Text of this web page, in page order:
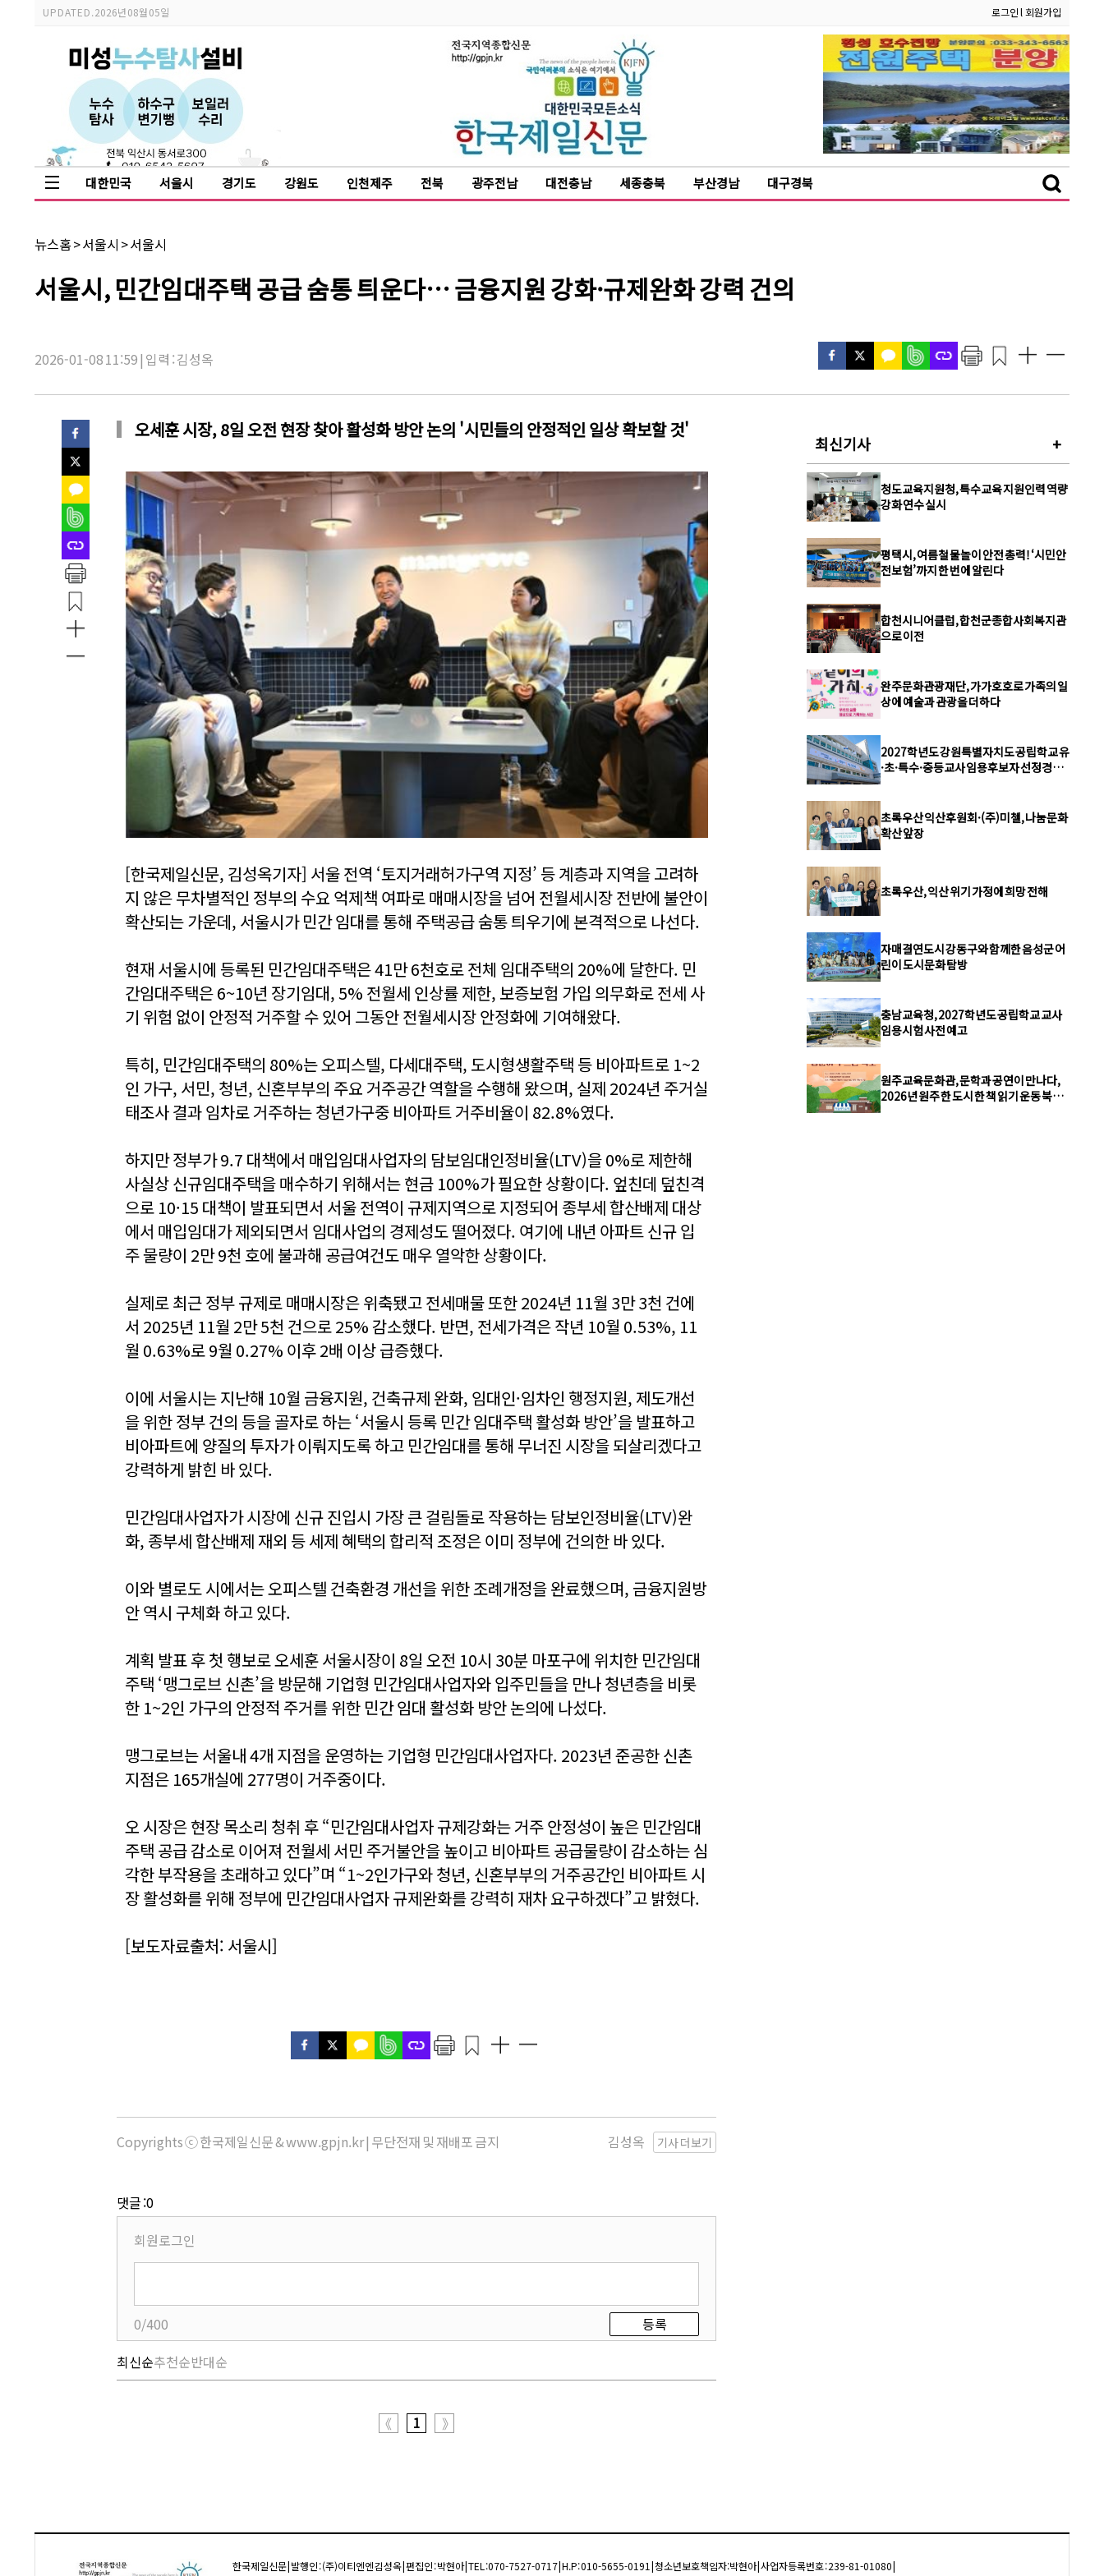
UPDATED.2026년 08월 05일 로그인l 회원가입
대한민국 서울시 경기도 강원도 인천제주 전북 광주전남 대전충남 세종충북 부산경남 대구경북
채
널
뉴스홈>서울시 >서울시
기
사
서울시, 민간임대주택 공급 숨통 틔운다… 금융지원 강화·규제완화 강력 건의
2026-01-08 11:59 | 입력 : 김성옥
오세훈 시장, 8일 오전 현장 찾아 활성화 방안 논의 '시민들의 안정적인 일상 확보할 것'
[한국제일신문, 김성옥기자] 서울 전역 ‘토지거래허가구역 지정’ 등 계층과 지역을 고려하
지 않은 무차별적인 정부의 수요 억제책 여파로 매매시장을 넘어 전월세시장 전반에 불안이
확산되는 가운데, 서울시가 민간 임대를 통해 주택공급 숨통 틔우기에 본격적으로 나선다.
현재 서울시에 등록된 민간임대주택은 41만 6천호로 전체 임대주택의 20%에 달한다. 민
간임대주택은 6~10년 장기임대, 5% 전월세 인상률 제한, 보증보험 가입 의무화로 전세 사
기 위험 없이 안정적 거주할 수 있어 그동안 전월세시장 안정화에 기여해왔다.
특히, 민간임대주택의 80%는 오피스텔, 다세대주택, 도시형생활주택 등 비아파트로 1~2
인 가구, 서민, 청년, 신혼부부의 주요 거주공간 역할을 수행해 왔으며, 실제 2024년 주거실
태조사 결과 임차로 거주하는 청년가구중 비아파트 거주비율이 82.8%였다.
하지만 정부가 9.7 대책에서 매입임대사업자의 담보임대인정비율(LTV)을 0%로 제한해
사실상 신규임대주택을 매수하기 위해서는 현금 100%가 필요한 상황이다. 엎친데 덮친격
으로 10·15 대책이 발표되면서 서울 전역이 규제지역으로 지정되어 종부세 합산배제 대상
에서 매입임대가 제외되면서 임대사업의 경제성도 떨어졌다. 여기에 내년 아파트 신규 입
주 물량이 2만 9천 호에 불과해 공급여건도 매우 열악한 상황이다.
실제로 최근 정부 규제로 매매시장은 위축됐고 전세매물 또한 2024년 11월 3만 3천 건에
서 2025년 11월 2만 5천 건으로 25% 감소했다. 반면, 전세가격은 작년 10월 0.53%, 11
월 0.63%로 9월 0.27% 이후 2배 이상 급증했다.
이에 서울시는 지난해 10월 금융지원, 건축규제 완화, 임대인·임차인 행정지원, 제도개선
을 위한 정부 건의 등을 골자로 하는 ‘서울시 등록 민간 임대주택 활성화 방안’을 발표하고
비아파트에 양질의 투자가 이뤄지도록 하고 민간임대를 통해 무너진 시장을 되살리겠다고
강력하게 밝힌 바 있다.
민간임대사업자가 시장에 신규 진입시 가장 큰 걸림돌로 작용하는 담보인정비율(LTV)완
화, 종부세 합산배제 재외 등 세제 혜택의 합리적 조정은 이미 정부에 건의한 바 있다.
이와 별로도 시에서는 오피스텔 건축환경 개선을 위한 조례개정을 완료했으며, 금융지원방
안 역시 구체화 하고 있다.
계획 발표 후 첫 행보로 오세훈 서울시장이 8일 오전 10시 30분 마포구에 위치한 민간임대
주택 ‘맹그로브 신촌’을 방문해 기업형 민간임대사업자와 입주민들을 만나 청년층을 비롯
한 1~2인 가구의 안정적 주거를 위한 민간 임대 활성화 방안 논의에 나섰다.
맹그로브는 서울내 4개 지점을 운영하는 기업형 민간임대사업자다. 2023년 준공한 신촌
지점은 165개실에 277명이 거주중이다.
오 시장은 현장 목소리 청취 후 “민간임대사업자 규제강화는 거주 안정성이 높은 민간임대
주택 공급 감소로 이어져 전월세 서민 주거불안을 높이고 비아파트 공급물량이 감소하는 심
각한 부작용을 초래하고 있다”며 “1~2인가구와 청년, 신혼부부의 거주공간인 비아파트 시
장 활성화를 위해 정부에 민간임대사업자 규제완화를 강력히 재차 요구하겠다”고 밝혔다.
[보도자료출처: 서울시]
Copyrights ⓒ 한국제일신문 & www.gpjn.kr | 무단전재 및 재배포 금지 기사 더보기
김성옥
댓글 :0
회원로그인
0/400
등록
최신순추천순반대순
《 1 》
최신기사 +
청도교육지원청, 특수교육 지원인력 역량
강화 연수 실시
평택시, 여름철 물놀이 안전 총력! ‘시민안
전보험’까지 한 번에 알린다
합천시니어클럽, 합천군종합사회복지관
으로 이전
완주문화관광재단, 가가호호로 가족의 일
상에 예술과 관광을 더하다
2027학년도 강원특별자치도 공립학교 유
·초·특수·중등교사 임용후보자 선정경
초록우산 익산후원회·(주)미첼, 나눔문화
확산 앞장
초록우산, 익산 위기 가정에 희망 전해
자매결연도시 강동구와 함께한 음성군 어
린이 도시문화 탐방
충남교육청, 2027학년도 공립학교 교사
임용시험 사전 예고
원주교육문화관, 문학과 공연이 만나다,
2026년 원주 한 도시 한 책 읽기 운동 북콘
한국제일신문 | 발행인 : (주)이티엔엔 김성옥 | 편집인 : 박현아 | TEL :070-7527-0717 | H.P: 010-5655-0191 | 청소년보호책임자: 박현아 | 사업자등록번호 : 239-81-01080 |